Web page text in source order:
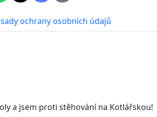
ochrany osobních údajů
a jsem proti stěhování na Kotlářskou!